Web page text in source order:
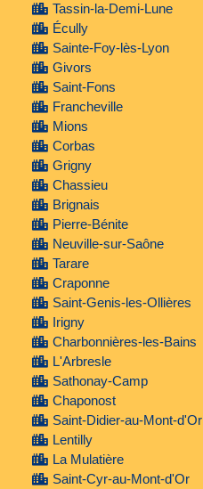
Tassin-la-Demi-Lune
Écully
Sainte-Foy-lès-Lyon
Givors
Saint-Fons
Francheville
Mions
Corbas
Grigny
Chassieu
Brignais
Pierre-Bénite
Neuville-sur-Saône
Tarare
Craponne
Saint-Genis-les-Ollières
Irigny
Charbonnières-les-Bains
L'Arbresle
Sathonay-Camp
Chaponost
Saint-Didier-au-Mont-d'Or
Lentilly
La Mulatière
Saint-Cyr-au-Mont-d'Or